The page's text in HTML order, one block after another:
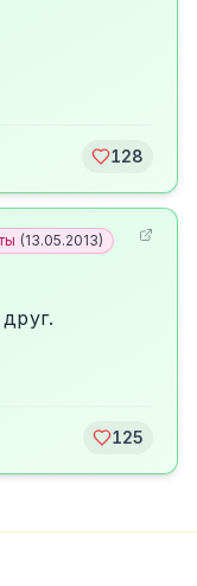
128
(13.05.2013)
125